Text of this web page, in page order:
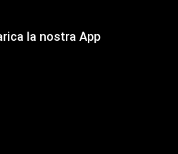
la nostra App